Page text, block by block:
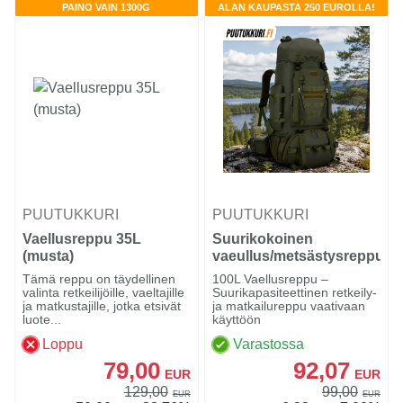
PAINO VAIN 1300G
PUUTUKKURI
Vaellusreppu 35L
(musta)
Tämä reppu on täydellinen
valinta retkeilijöille, vaeltajille
ja matkustajille, jotka etsivät
luote...
Loppu
79,00 EUR
129,00 EUR
ALAN KAUPASTA 250 EUROLLA!
PUUTUKKURI
Suurikokoinen
vaeullus/metsästysreppu
100L
100L Vaellusreppu –
Suurikapasiteettinen retkeily-
ja matkailureppu vaativaan
käyttöön
Varastossa
92,07 EUR
99,00 EUR